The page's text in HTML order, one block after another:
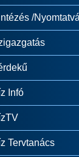
/
Infó
Tervtanács